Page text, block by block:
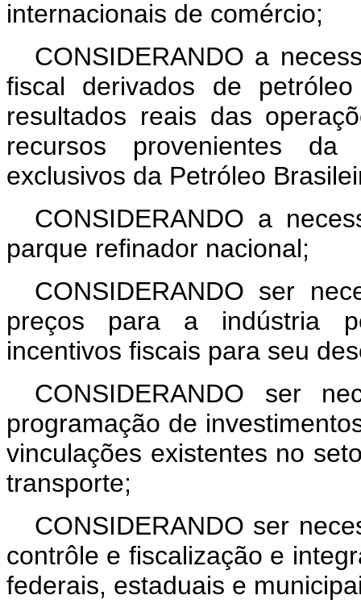
internacionais de comércio;
CONSIDERANDO a
fiscal derivados de
resultados reais das
recursos provenientes
exclusivos da Petróleo
CONSIDERANDO a
parque refinador nacional;
CONSIDERANDO ser
preços para a indústria
incentivos fiscais para seu
CONSIDERANDO ser
programação de
vinculações existentes no
transporte;
CONSIDERANDO ser
contrôle e fiscalização e
federais, estaduais e